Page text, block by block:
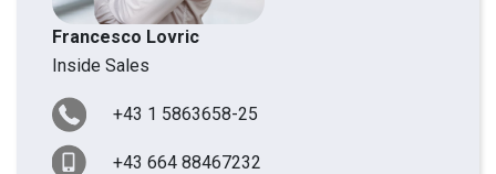
Francesco Lovric
Inside Sales
+43 1 5863658-25
+43 664 88467232